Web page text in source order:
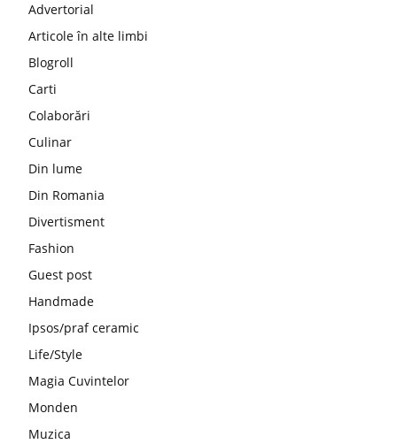
Advertorial
Articole în alte limbi
Blogroll
Carti
Colaborări
Culinar
Din lume
Din Romania
Divertisment
Fashion
Guest post
Handmade
Ipsos/praf ceramic
Life/Style
Magia Cuvintelor
Monden
Muzica